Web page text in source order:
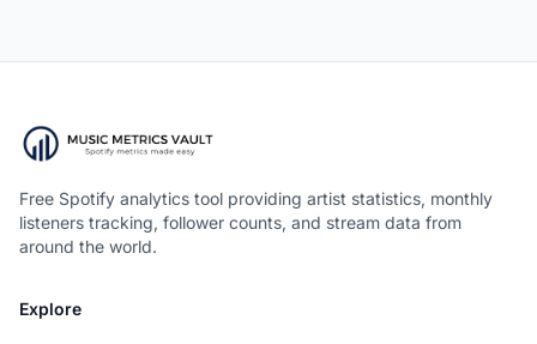
Free Spotify analytics tool providing artist statistics, monthly
listeners tracking, follower counts, and stream data from
around the world.
Explore